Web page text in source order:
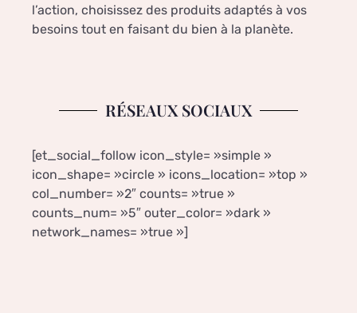
l’action, choisissez des produits adaptés à vos
besoins tout en faisant du bien à la planète.
RÉSEAUX SOCIAUX
[et_social_follow icon_style= »simple »
icon_shape= »circle » icons_location= »top »
col_number= »2″ counts= »true »
counts_num= »5″ outer_color= »dark »
network_names= »true »]